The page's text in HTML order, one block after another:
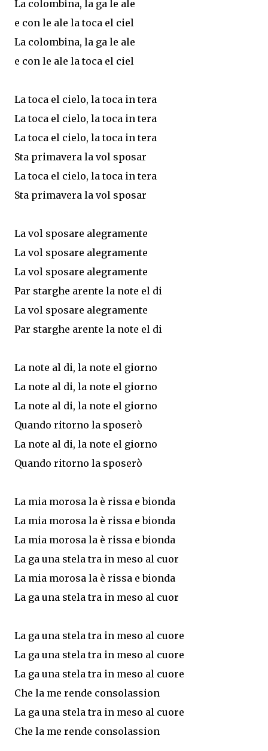
La colombina, la ga le ale
e con le ale la toca el ciel
La colombina, la ga le ale
e con le ale la toca el ciel
La toca el cielo, la toca in tera
La toca el cielo, la toca in tera
La toca el cielo, la toca in tera
Sta primavera la vol sposar
La toca el cielo, la toca in tera
Sta primavera la vol sposar
La vol sposare alegramente
La vol sposare alegramente
La vol sposare alegramente
Par starghe arente la note el di
La vol sposare alegramente
Par starghe arente la note el di
La note al di, la note el giorno
La note al di, la note el giorno
La note al di, la note el giorno
Quando ritorno la sposerò
La note al di, la note el giorno
Quando ritorno la sposerò
La mia morosa la è rissa e bionda
La mia morosa la è rissa e bionda
La mia morosa la è rissa e bionda
La ga una stela tra in meso al cuor
La mia morosa la è rissa e bionda
La ga una stela tra in meso al cuor
La ga una stela tra in meso al cuore
La ga una stela tra in meso al cuore
La ga una stela tra in meso al cuore
Che la me rende consolassion
La ga una stela tra in meso al cuore
Che la me rende consolassion